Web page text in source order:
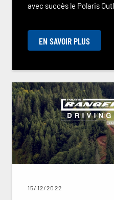
avec succès le Polaris
EN SAVOIR PLUS
15/12/2022